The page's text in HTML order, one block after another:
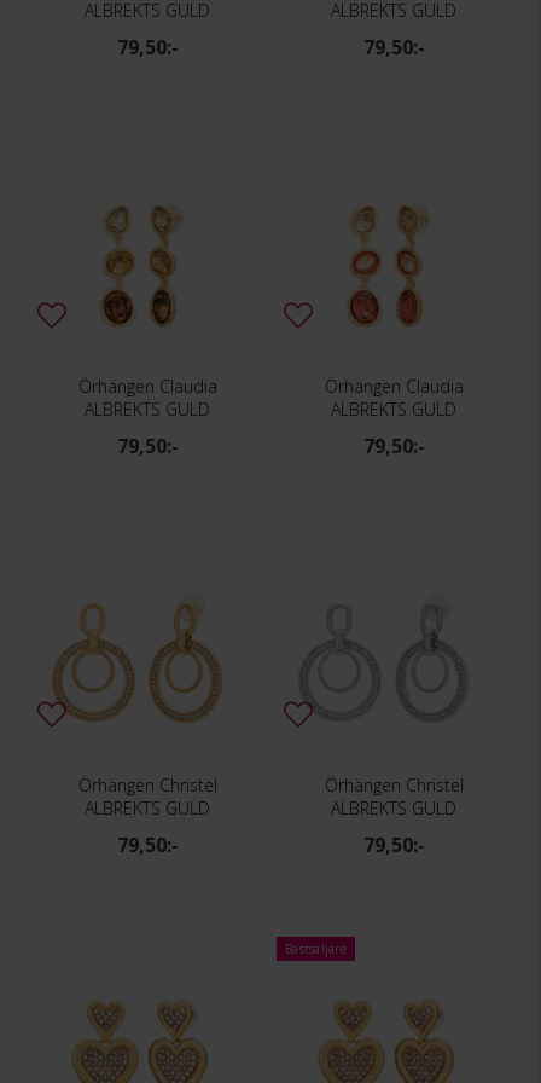
ALBREKTS GULD
79,50:-
ALBREKTS GULD
79,50:-
Örhängen Claudia
ALBREKTS GULD
79,50:-
Örhängen Claudia
ALBREKTS GULD
79,50:-
Örhängen Christel
ALBREKTS GULD
79,50:-
Örhängen Christel
ALBREKTS GULD
79,50:-
Bästsäljare